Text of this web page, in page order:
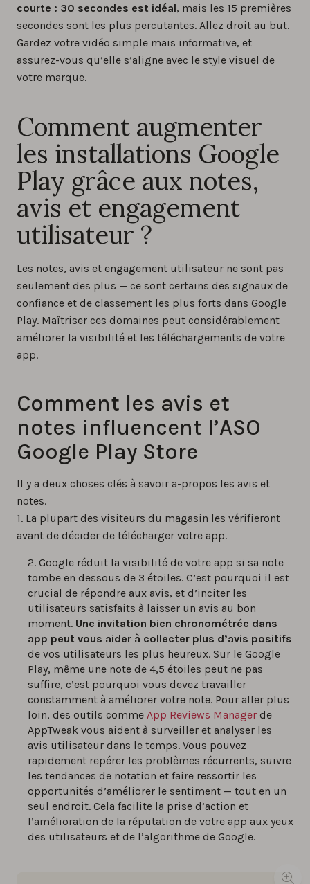
courte : 30 secondes est idéal, mais les 15 premières
secondes sont les plus percutantes. Allez droit au but.
Gardez votre vidéo simple mais informative, et
assurez-vous qu’elle s’aligne avec le style visuel de
votre marque.
Comment augmenter
les installations Google
Play grâce aux notes,
avis et engagement
utilisateur ?
Les notes, avis et engagement utilisateur ne sont pas
seulement des plus — ce sont certains des signaux de
confiance et de classement les plus forts dans Google
Play. Maîtriser ces domaines peut considérablement
améliorer la visibilité et les téléchargements de votre
app.
Comment les avis et
notes influencent l’ASO
Google Play Store
Il y a deux choses clés à savoir a-propos les avis et
notes.
1. La plupart des visiteurs du magasin les vérifieront
avant de décider de télécharger votre app.
Google réduit la visibilité de votre app si sa note
tombe en dessous de 3 étoiles. C’est pourquoi il est
crucial de répondre aux avis, et d’inciter les
utilisateurs satisfaits à laisser un avis au bon
moment. Une invitation bien chronométrée dans
app peut vous aider à collecter plus d’avis positifs
de vos utilisateurs les plus heureux. Sur le Google
Play, même une note de 4,5 étoiles peut ne pas
suffire, c’est pourquoi vous devez travailler
constamment à améliorer votre note. Pour aller plus
loin, des outils comme App Reviews Manager de
AppTweak vous aident à surveiller et analyser les
avis utilisateur dans le temps. Vous pouvez
rapidement repérer les problèmes récurrents, suivre
les tendances de notation et faire ressortir les
opportunités d’améliorer le sentiment — tout en un
seul endroit. Cela facilite la prise d’action et
l’amélioration de la réputation de votre app aux yeux
des utilisateurs et de l’algorithme de Google.